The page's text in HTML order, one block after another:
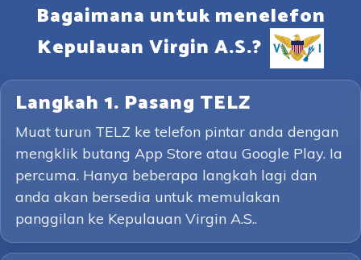
Bagaimana untuk menelefon
Kepulauan Virgin A.S.?
Langkah 1. Pasang TELZ
Muat turun TELZ ke telefon pintar anda dengan
mengklik butang App Store atau Google Play. Ia
percuma. Hanya beberapa langkah lagi dan
anda akan bersedia untuk memulakan
panggilan ke Kepulauan Virgin A.S..